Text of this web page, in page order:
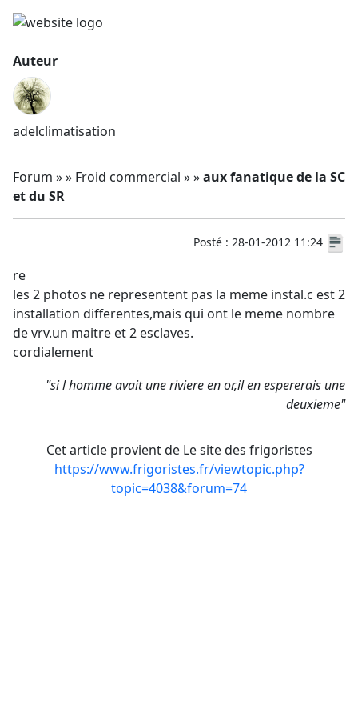
Auteur
adelclimatisation
Forum » » Froid commercial » »aux fanatique de la SC
et du SR
Posté : 28-01-2012 11:24
re
les 2 photos ne representent pas la meme instal.c est 2
installation differentes,mais qui ont le meme nombre
de vrv.un maitre et 2 esclaves.
cordialement
"si l homme avait une riviere en or,il en espererais une
deuxieme"
Cet article provient de Le site des frigoristes
https://www.frigoristes.fr/viewtopic.php?
topic=4038&forum=74